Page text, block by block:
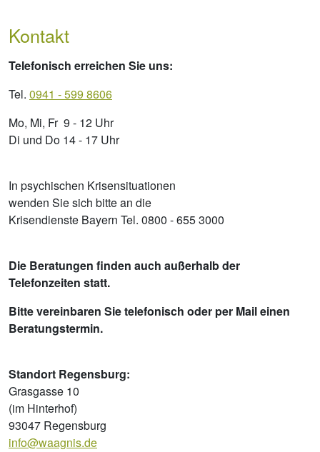
Kontakt
Telefonisch erreichen Sie uns:
Tel. 0941 - 599 8606
Mo, Mi, Fr 9 - 12 Uhr
Di und Do 14 - 17 Uhr
In psychischen Krisensituationen
wenden Sie sich bitte an die
Krisendienste Bayern Tel. 0800 - 655 3000
Die Beratungen finden auch außerhalb der
Telefonzeiten statt.
Bitte vereinbaren Sie telefonisch oder per Mail einen
Beratungstermin.
Standort Regensburg:
Grasgasse 10
(im Hinterhof)
93047 Regensburg
info@waagnis.de